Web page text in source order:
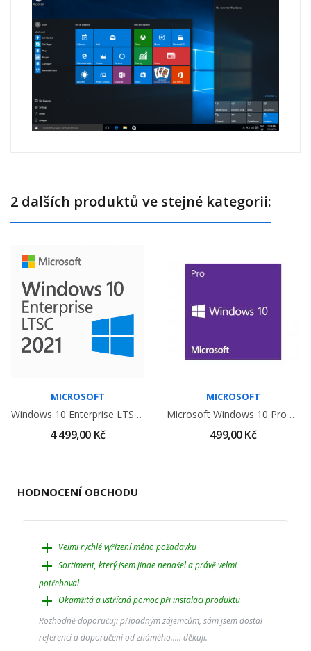
2 dalších produktů ve stejné kategorii:
MICROSOFT
Windows 10 Enterprise LTSC 2021
4 499,00 Kč
MICROSOFT
Microsoft Windows 10 Pro CZ 64Bit OEM Licence,...
499,00 Kč
HODNOCENÍ OBCHODU
add Velmi rychlé vyřízení mého požadavku
add Sortiment, který jsem jinde nenašel a právě velmi
potřeboval
add Okamžitá a vstřícná pomoc při instalaci produktu
Rozhodně doporučuji případným zájemcům, sám jsem dostal
referenci a doporučení od známého..... děkuji.